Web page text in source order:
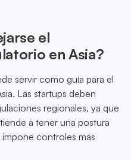
el
en Asia?
servir como guía para el
Las startups deben
regionales, ya que
a tener una postura
controles más